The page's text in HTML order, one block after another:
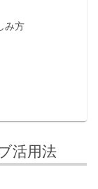
み方
活用法